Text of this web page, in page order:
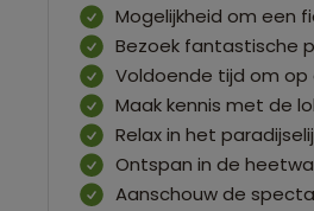
Mogelijkheid om een
Bezoek fantastische
Voldoende tijd om
Maak kennis met de
Relax in het
Ontspan in de
Aanschouw de